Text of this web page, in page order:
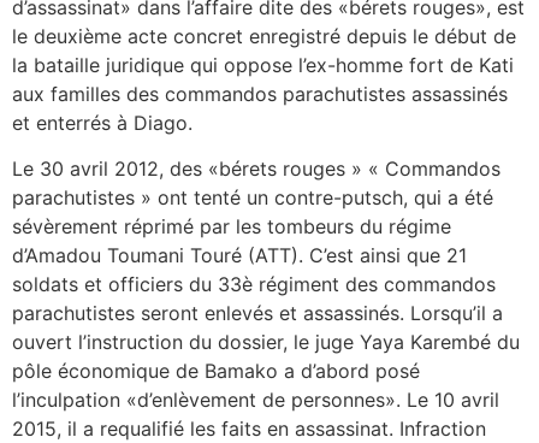
d’assassinat» dans l’affaire dite des «bérets rouges», est
le deuxième acte concret enregistré depuis le début de
la bataille juridique qui oppose l’ex-homme fort de Kati
aux familles des commandos parachutistes assassinés
et enterrés à Diago.
Le 30 avril 2012, des «bérets rouges » « Commandos
parachutistes » ont tenté un contre-putsch, qui a été
sévèrement réprimé par les tombeurs du régime
d’Amadou Toumani Touré (ATT). C’est ainsi que 21
soldats et officiers du 33è régiment des commandos
parachutistes seront enlevés et assassinés. Lorsqu’il a
ouvert l’instruction du dossier, le juge Yaya Karembé du
pôle économique de Bamako a d’abord posé
l’inculpation «d’enlèvement de personnes». Le 10 avril
2015, il a requalifié les faits en assassinat. Infraction